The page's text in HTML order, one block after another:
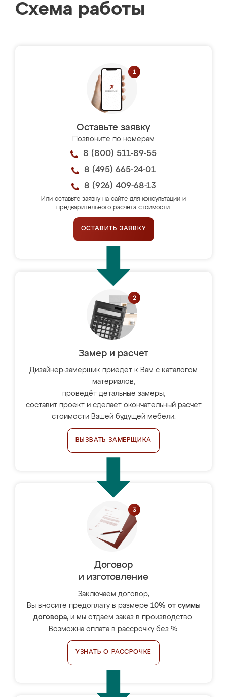
Схема работы
Оставьте заявку
Позвоните по номерам
8 (800) 511-89-55
8 (495) 665-24-01
8 (926) 409-68-13
Или оставьте заявку на сайте для консультации и
предварительного расчёта стоимости.
ОСТАВИТЬ ЗАЯВКУ
Замер и расчет
Дизайнер-замерщик приедет к Вам с каталогом
материалов,
проведёт детальные замеры,
составит проект и сделает окончательный расчёт
стоимости Вашей будущей мебели.
ВЫЗВАТЬ ЗАМЕРЩИКА
Договор
и изготовление
Заключаем договор,
Вы вносите предоплату в размере 10% от суммы
договора, и мы отдаём заказ в производство.
Возможна оплата в рассрочку без %.
УЗНАТЬ О РАССРОЧКЕ